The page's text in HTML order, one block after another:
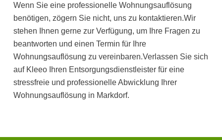
Wenn Sie eine professionelle Wohnungsauflösung
benötigen, zögern Sie nicht, uns zu kontaktieren.Wir
stehen Ihnen gerne zur Verfügung, um Ihre Fragen zu
beantworten und einen Termin für Ihre
Wohnungsauflösung zu vereinbaren.Verlassen Sie sich
auf Kleeo Ihren Entsorgungsdienstleister für eine
stressfreie und professionelle Abwicklung Ihrer
Wohnungsauflösung in Markdorf.